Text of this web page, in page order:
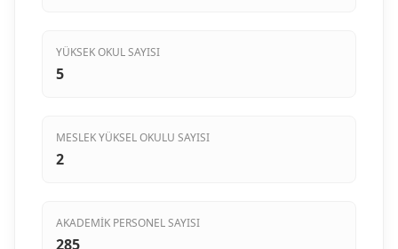
YÜKSEK OKUL SAYISI
5
MESLEK YÜKSEL OKULU SAYISI
2
AKADEMIK PERSONEL SAYISI
285